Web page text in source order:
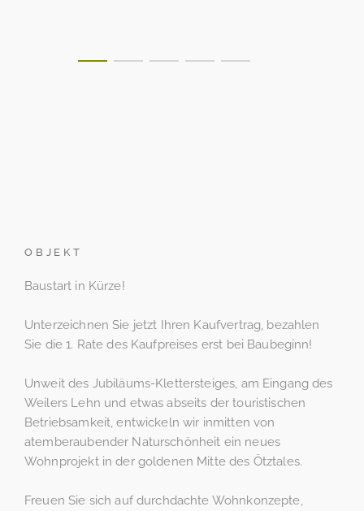
OBJEKT
Baustart in Kürze!
Unterzeichnen Sie jetzt Ihren Kaufvertrag, bezahlen
Sie die 1. Rate des Kaufpreises erst bei Baubeginn!
Unweit des Jubiläums-Klettersteiges, am Eingang des
Weilers Lehn und etwas abseits der touristischen
Betriebsamkeit, entwickeln wir inmitten von
atemberaubender Naturschönheit ein neues
Wohnprojekt in der goldenen Mitte des Ötztales.
Freuen Sie sich auf durchdachte Wohnkonzepte,